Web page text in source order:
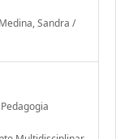
Sandra /